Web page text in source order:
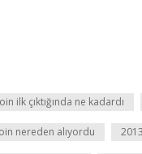
ilk çıktığında ne kadardı
nereden alıyordu